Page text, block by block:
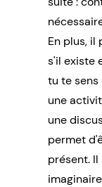
En plus,
s'il existe
tu te sens
une
une
permet
présent.